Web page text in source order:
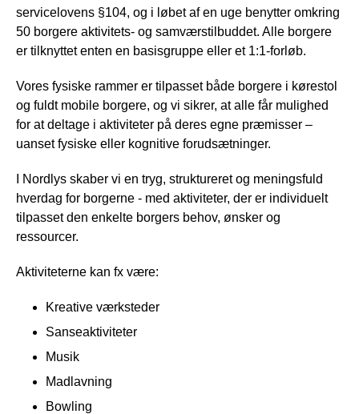
servicelovens §104, og i løbet af en uge benytter omkring
50 borgere aktivitets- og samværstilbuddet. Alle borgere
er tilknyttet enten en basisgruppe eller et 1:1-forløb.
Vores fysiske rammer er tilpasset både borgere i kørestol
og fuldt mobile borgere, og vi sikrer, at alle får mulighed
for at deltage i aktiviteter på deres egne præmisser –
uanset fysiske eller kognitive forudsætninger.
I Nordlys skaber vi en tryg, struktureret og meningsfuld
hverdag for borgerne - med aktiviteter, der er individuelt
tilpasset den enkelte borgers behov, ønsker og
ressourcer.
Aktiviteterne kan fx være:
Kreative værksteder
Sanseaktiviteter
Musik
Madlavning
Bowling